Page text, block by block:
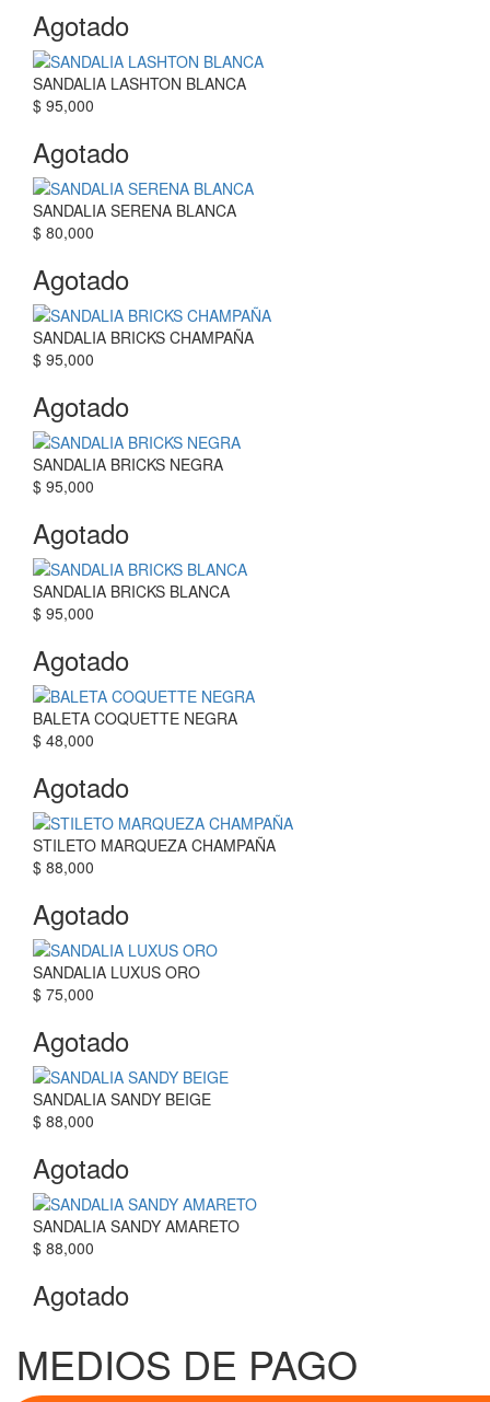
Agotado
SANDALIA LASHTON BLANCA
$ 95,000
Agotado
SANDALIA SERENA BLANCA
$ 80,000
Agotado
SANDALIA BRICKS CHAMPAÑA
$ 95,000
Agotado
SANDALIA BRICKS NEGRA
$ 95,000
Agotado
SANDALIA BRICKS BLANCA
$ 95,000
Agotado
BALETA COQUETTE NEGRA
$ 48,000
Agotado
STILETO MARQUEZA CHAMPAÑA
$ 88,000
Agotado
SANDALIA LUXUS ORO
$ 75,000
Agotado
SANDALIA SANDY BEIGE
$ 88,000
Agotado
SANDALIA SANDY AMARETO
$ 88,000
Agotado
MEDIOS DE PAGO